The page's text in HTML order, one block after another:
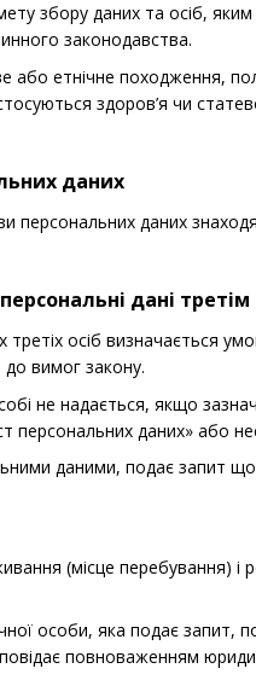
збору даних та осіб,
законодавства.
етнічне походження,
здоров’я чи
даних
персональних даних
дані
осіб визначається
вимог закону.
не надається, якщо
персональних даних» або
даними, подає запит
(місце перебування)
особи, яка подає запит,
повноваженням